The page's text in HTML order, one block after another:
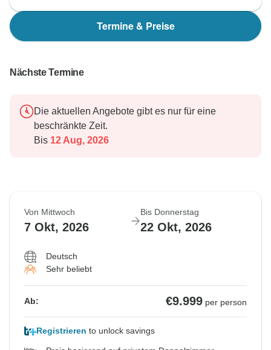
Termine & Preise
Nächste Termine
Die aktuellen Angebote gibt es nur für eine
beschränkte Zeit.
Bis 12 Aug, 2026
Von Mittwoch
7 Okt, 2026
Bis Donnerstag
22 Okt, 2026
Deutsch
Sehr beliebt
Ab: €9.999 per person
Registrieren to unlock savings